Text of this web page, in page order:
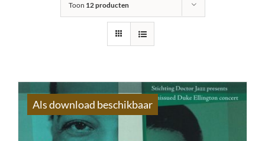
Toon 12 producten
Als download beschikbaar